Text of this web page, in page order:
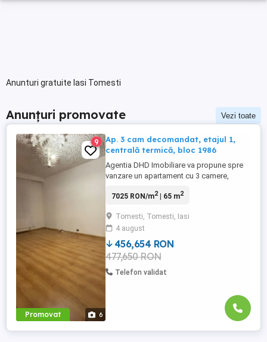
Anunturi gratuite Iasi Tomesti
Anunțuri promovate Vezi toate
Promovat 6
9
Ap. 3 cam decomandat, etajul 1,
centrală termică, bloc 1986
Agentia DHD Imobiliare va propune spre
vanzare un apartament cu 3 camere,
unui bloc construit in anul 1986, în zona
parchet; -tamplarie PVC. Se vinde
semimobilat pentru pretul de 87.000 euro.
Mai multe detalii la ...
7025 RON/m2| 65 m2
Tomesti, Tomesti, Iasi
4 august
456,654 RON
477,650 RON
Telefon validat